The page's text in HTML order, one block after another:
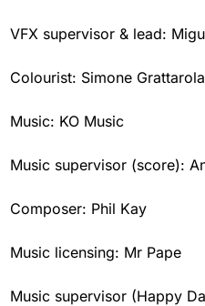
VFX supervisor & lead:
Colourist: Simone Grattarola
Music: KO Music
Music supervisor (score):
Composer: Phil Kay
Music licensing: Mr Pape
Music supervisor (Happy